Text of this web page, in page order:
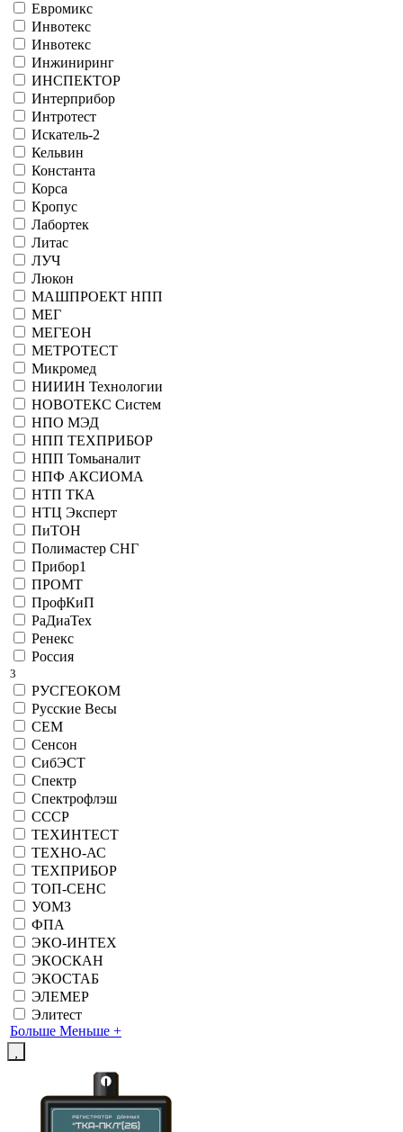
Евромикс
Инвотекс
Инвотекс
Инжиниринг
ИНСПЕКТОР
Интерприбор
Интротест
Искатель-2
Кельвин
Константа
Корса
Кропус
Лабортек
Литас
ЛУЧ
Люкон
МАШПРОЕКТ НПП
МЕГ
МЕГЕОН
МЕТРОТЕСТ
Микромед
НИИИН Технологии
НОВОТЕКС Систем
НПО МЭД
НПП ТЕХПРИБОР
НПП Томьаналит
НПФ АКСИОМА
НТП ТКА
НТЦ Эксперт
ПиТОН
Полимастер СНГ
Прибор1
ПРОМТ
ПрофКиП
РаДиаТех
Ренекс
Россия
3
РУСГЕОКОМ
Русские Весы
СЕМ
Сенсон
СибЭСТ
Спектр
Спектрофлэш
СССР
ТЕХИНТЕСТ
ТЕХНО-АС
ТЕХПРИБОР
ТОП-СЕНС
УОМЗ
ФПА
ЭКО-ИНТЕХ
ЭКОСКАН
ЭКОСТАБ
ЭЛЕМЕР
Элитест
Больше Меньше +